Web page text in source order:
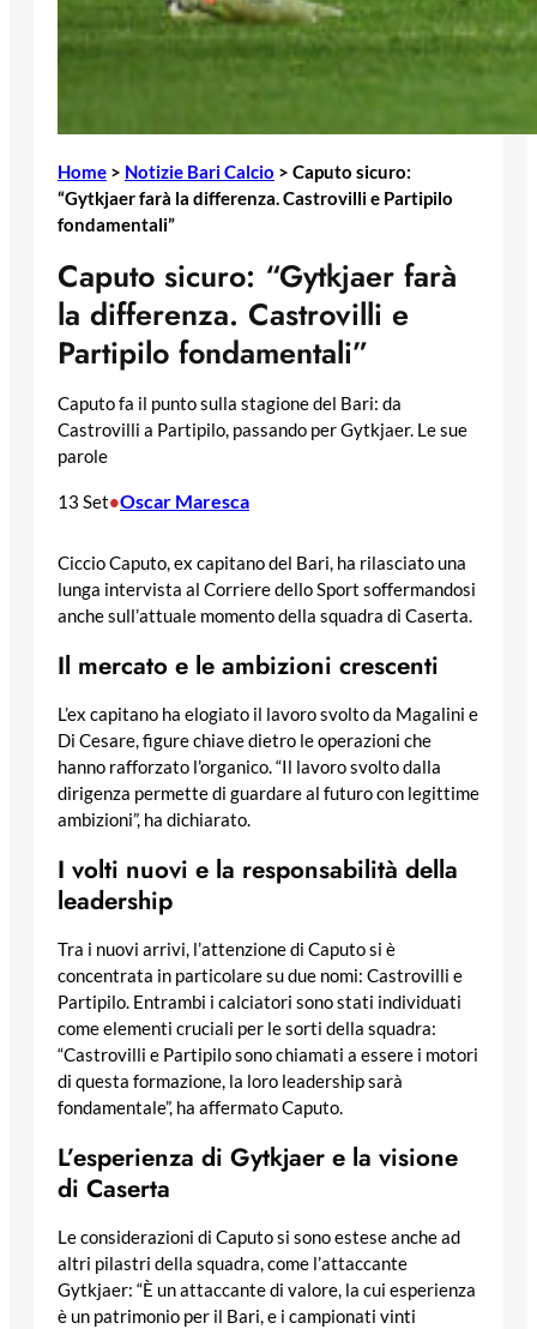
Home > Notizie Bari Calcio > Caputo sicuro:
“Gytkjaer farà la differenza. Castrovilli e Partipilo
fondamentali”
Caputo sicuro: “Gytkjaer farà
la differenza. Castrovilli e
Partipilo fondamentali”
Caputo fa il punto sulla stagione del Bari: da
Castrovilli a Partipilo, passando per Gytkjaer. Le sue
parole
13 Set•Oscar Maresca
Ciccio Caputo, ex capitano del Bari, ha rilasciato una
lunga intervista al Corriere dello Sport soffermandosi
anche sull’attuale momento della squadra di Caserta.
Il mercato e le ambizioni crescenti
L’ex capitano ha elogiato il lavoro svolto da Magalini e
Di Cesare, figure chiave dietro le operazioni che
hanno rafforzato l’organico. “Il lavoro svolto dalla
dirigenza permette di guardare al futuro con legittime
ambizioni”, ha dichiarato.
I volti nuovi e la responsabilità della
leadership
Tra i nuovi arrivi, l’attenzione di Caputo si è
concentrata in particolare su due nomi: Castrovilli e
Partipilo. Entrambi i calciatori sono stati individuati
come elementi cruciali per le sorti della squadra:
“Castrovilli e Partipilo sono chiamati a essere i motori
di questa formazione, la loro leadership sarà
fondamentale”, ha affermato Caputo.
L’esperienza di Gytkjaer e la visione
di Caserta
Le considerazioni di Caputo si sono estese anche ad
altri pilastri della squadra, come l’attaccante
Gytkjaer: “È un attaccante di valore, la cui esperienza
è un patrimonio per il Bari, e i campionati vinti